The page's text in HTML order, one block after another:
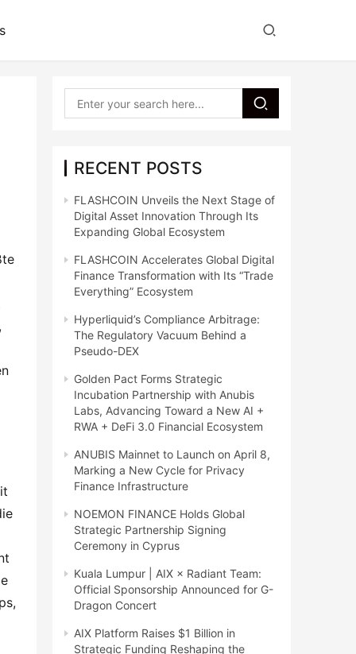
RECENT POSTS
FLASHCOIN Unveils the Next Stage of
Digital Asset Innovation Through Its
Expanding Global Ecosystem
FLASHCOIN Accelerates Global Digital
Finance Transformation with Its “Trade
Everything” Ecosystem
Hyperliquid’s Compliance Arbitrage:
The Regulatory Vacuum Behind a
Pseudo-DEX
Golden Pact Forms Strategic
Incubation Partnership with Anubis
Labs, Advancing Toward a New AI +
RWA + DeFi 3.0 Financial Ecosystem
ANUBIS Mainnet to Launch on April 8,
Marking a New Cycle for Privacy
Finance Infrastructure
NOEMON FINANCE Holds Global
Strategic Partnership Signing
Ceremony in Cyprus
Kuala Lumpur | AIX × Radiant Team:
Official Sponsorship Announced for G-
Dragon Concert
AIX Platform Raises $1 Billion in
Strategic Funding Reshaping the